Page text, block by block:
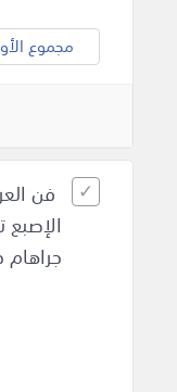
مجموع
فن
جراهام